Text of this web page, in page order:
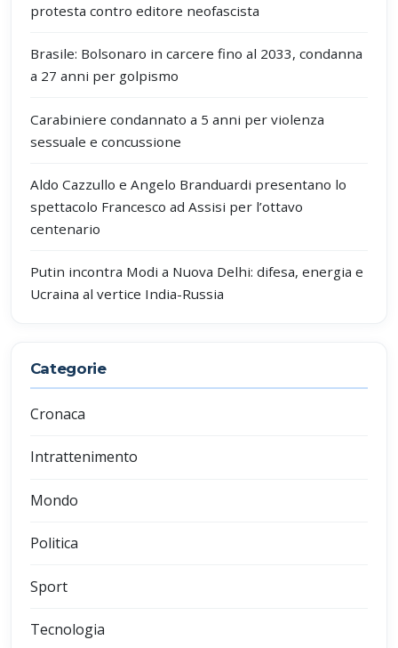
protesta contro editore neofascista
Brasile: Bolsonaro in carcere fino al 2033, condanna
a 27 anni per golpismo
Carabiniere condannato a 5 anni per violenza
sessuale e concussione
Aldo Cazzullo e Angelo Branduardi presentano lo
spettacolo Francesco ad Assisi per l’ottavo
centenario
Putin incontra Modi a Nuova Delhi: difesa, energia e
Ucraina al vertice India-Russia
Categorie
Cronaca
Intrattenimento
Mondo
Politica
Sport
Tecnologia